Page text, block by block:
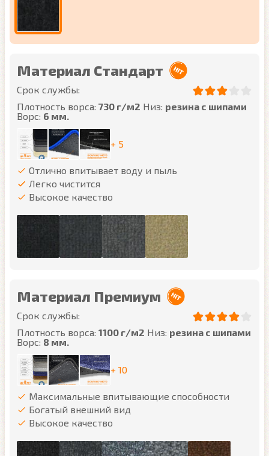
Материал Стандарт
Срок службы:
Плотность ворса: 730 г/м2 Низ: резина с шипами
Ворс: 6 мм.
+ 5
Отлично впитывает воду и пыль
Легко чистится
Высокое качество
Материал Премиум
Срок службы:
Плотность ворса: 1100 г/м2 Низ: резина с шипами
Ворс: 8 мм.
+ 10
Максимальные впитывающие способности
Богатый внешний вид
Высокое качество